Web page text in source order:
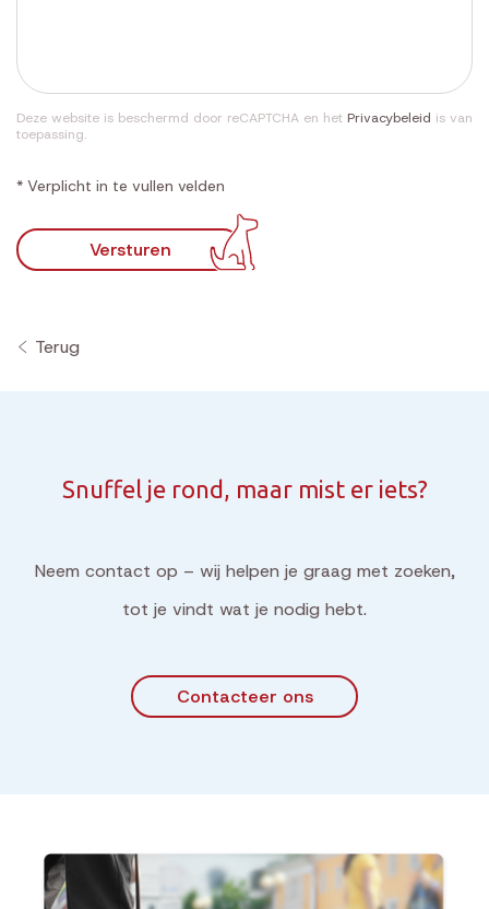
Deze website is beschermd door reCAPTCHA en het Privacybeleid is van
toepassing.
* Verplicht in te vullen velden
Versturen
Terug
Snuffel je rond, maar mist er iets?
Neem contact op – wij helpen je graag met zoeken,
tot je vindt wat je nodig hebt.
Contacteer ons